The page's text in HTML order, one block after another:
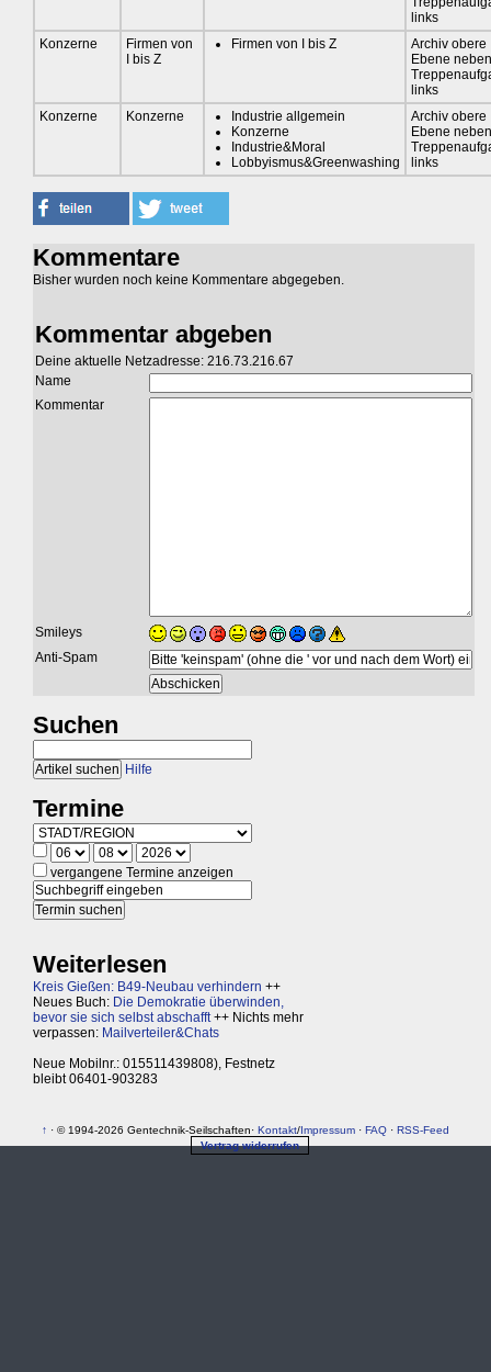
links
Konzerne
Firmen von
I bis Z
Firmen von I bis Z
Archiv obere
Ebene neben
links
Konzerne
Konzerne
Industrie allgemein
Konzerne
Industrie&Moral
Lobbyismus&Greenwashing
Archiv obere
Ebene neben
links
Kommentare
Bisher wurden noch keine Kommentare abgegeben.
Kommentar abgeben
Deine aktuelle Netzadresse: 216.73.216.67
Name
Kommentar
Smileys
Anti-Spam
Suchen
Hilfe
Termine
vergangene Termine anzeigen
Weiterlesen
Kreis Gießen: B49-Neubau verhindern ++
Neues Buch: Die Demokratie überwinden,
bevor sie sich selbst abschafft++ Nichts mehr
verpassen: Mailverteiler&Chats
Neue Mobilnr.: 015511439808), Festnetz
bleibt 06401-903283
↑ · © 1994-2026 Gentechnik-Seilschaften· Kontakt/ Impressum · FAQ · RSS-Feed
Vertrag widerrufen